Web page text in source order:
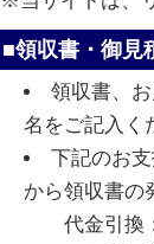
■領収書・御見
領収書、
名をご記入く
下記のお
から領収書の
代金引換：